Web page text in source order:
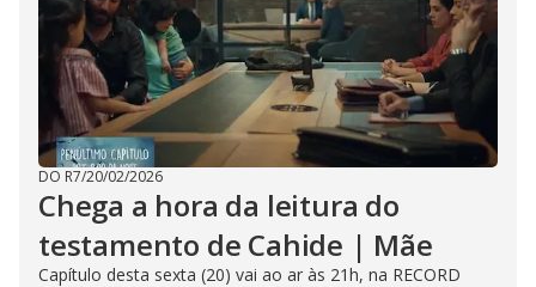
DO R7/20/02/2026
Chega a hora da leitura do
testamento de Cahide | Mãe
Capítulo desta sexta (20) vai ao ar às 21h, na RECORD